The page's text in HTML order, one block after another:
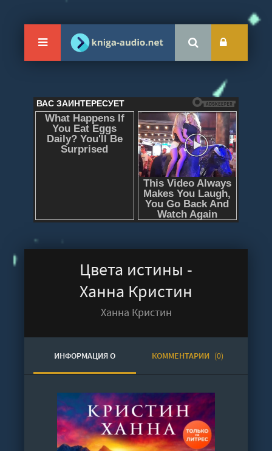
Цвета истины -
Ханна Кристин
Ханна Кристин
ИНФОРМАЦИЯ О
АУДИОКНИГЕ
КОММЕНТАРИИ (0)